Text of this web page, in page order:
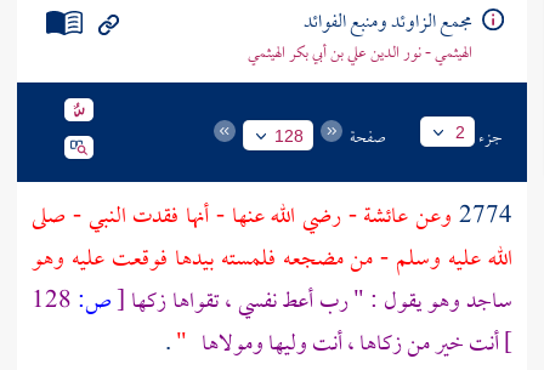
مجمع الزاوئد ومنبع الفوائد
الهيثمي - نور الدين علي بن أبي بكر الهيثمي
جزء 2 صفحة 128
2774وعنعائشة- رضي الله عنها - أنها فقدت النبي - صلى
الله عليه وسلم - من مضجعه فلمسته بيدها فوقعت عليه وهو
ساجد وهو يقول : " رب أعط نفسي ، تقواها زكها[ص:128
]أنت خير من زكاها ، أنت وليها ومولاها "
.